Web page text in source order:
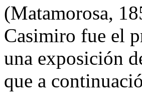
(Matamorosa,
Casimiro fue el
una exposición
que a